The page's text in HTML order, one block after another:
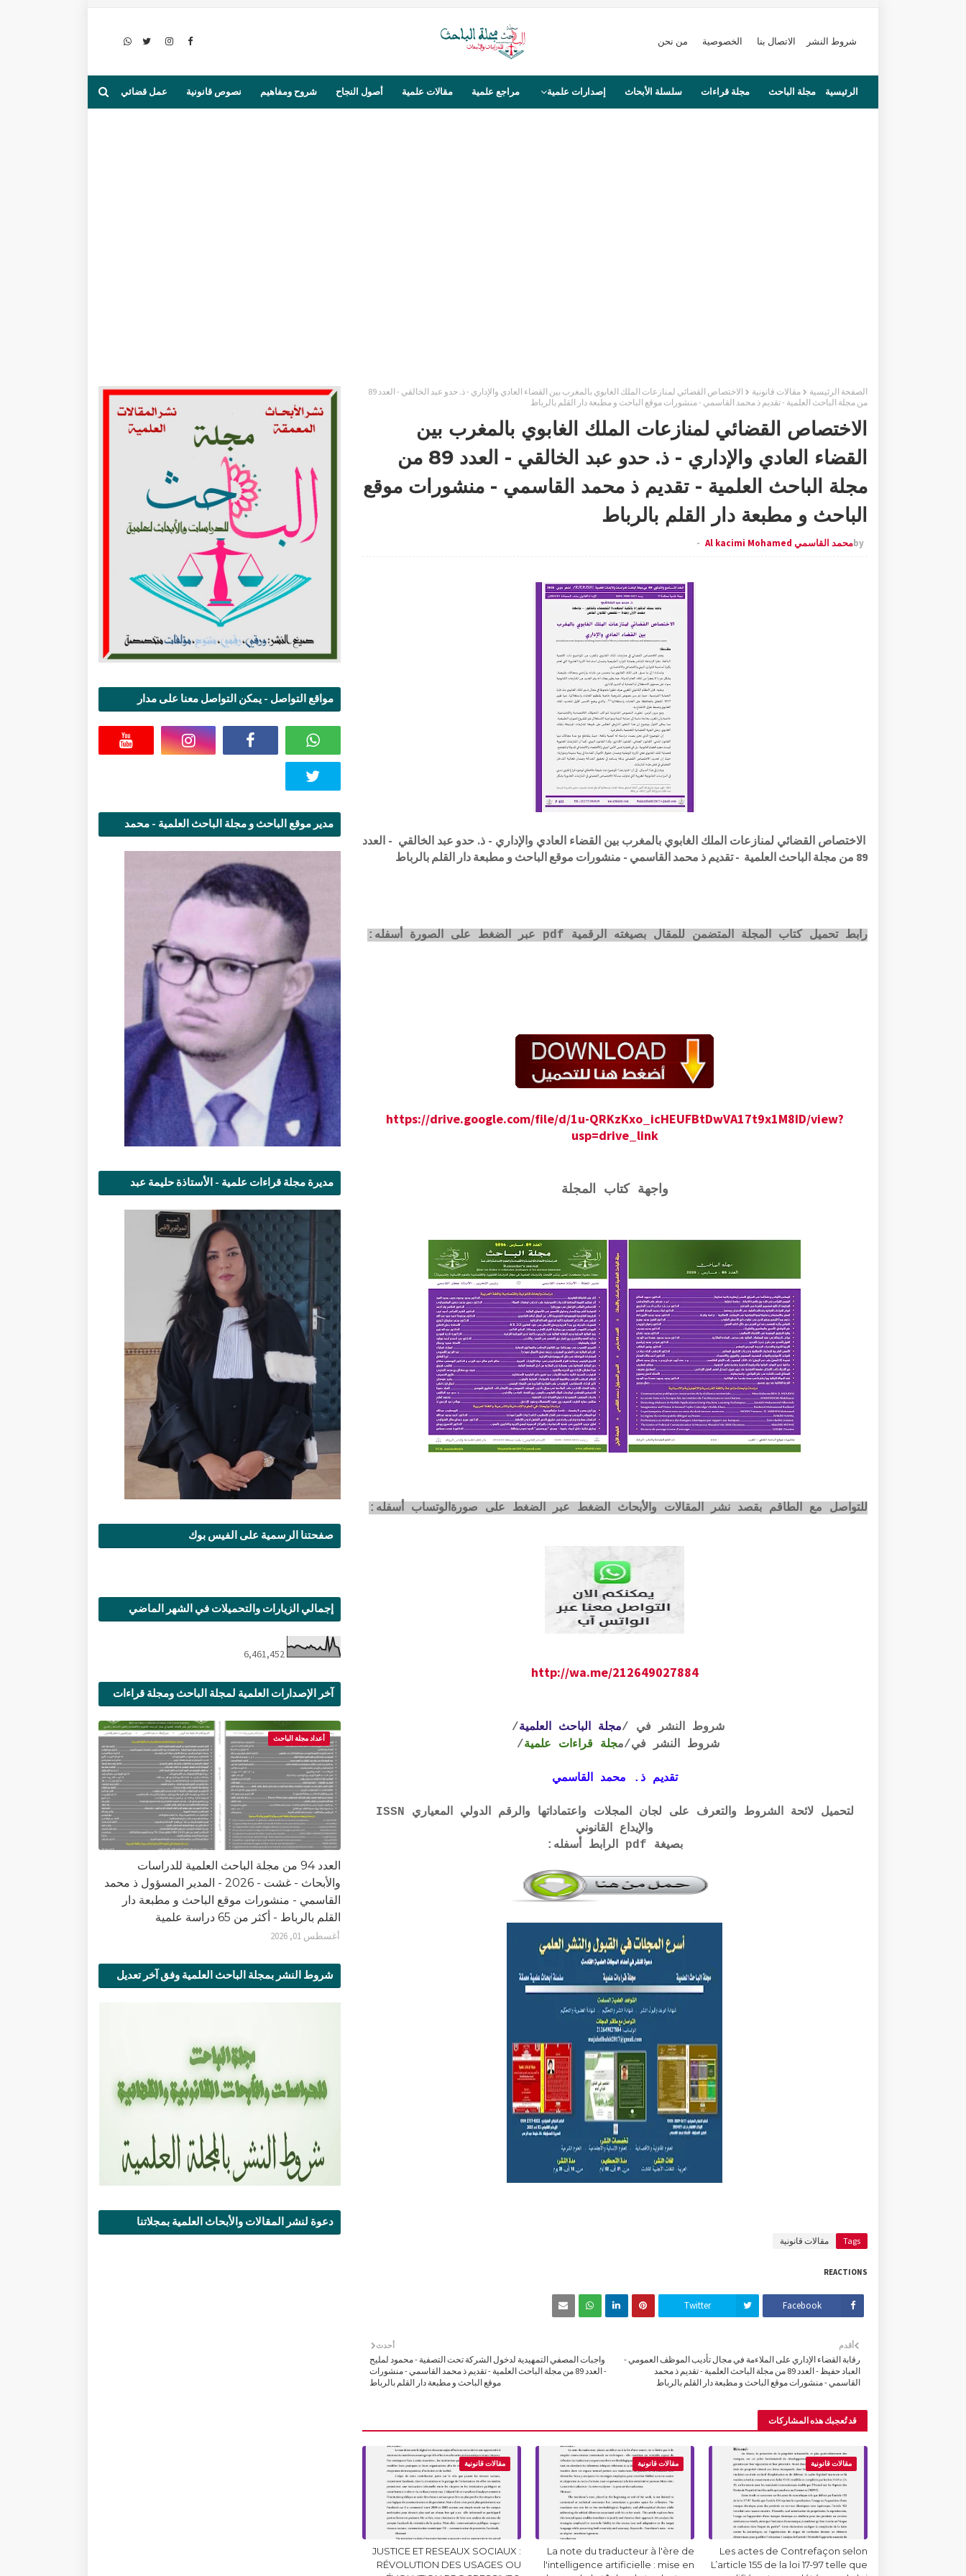
شروط النشر الاتصال بنا الخصوصية من نحن
الرئيسية مجلة الباحث مجلة قراءات سلسلة الأبحاث إصدارات علمية مراجع علمية مقالات علمية أصول النجاح شروح ومفاهيم نصوص قانونية عمل قضائي
الصفحة الرئيسية مقالات قانونية
الاختصاص القضائي لمنازعات الملك الغابوي بالمغرب بين القضاء العادي والإداري - ذ. حدو عبد الخالقي - العدد 89
من مجلة الباحث العلمية - تقديم ذ محمد القاسمي - منشورات موقع الباحث و مطبعة دار القلم بالرباط
الاختصاص القضائي لمنازعات الملك الغابوي بالمغرب بين
القضاء العادي والإداري - ذ. حدو عبد الخالقي - العدد 89 من
مجلة الباحث العلمية - تقديم ذ محمد القاسمي - منشورات موقع
الباحث و مطبعة دار القلم بالرباط
byمحمد القاسمي Al kacimi Mohamed
الاختصاص القضائي لمنازعات الملك الغابوي بالمغرب بين القضاء العادي والإداري - ذ. حدو عبد الخالقي - العدد
89 من مجلة الباحث العلمية - تقديم ذ محمد القاسمي - منشورات موقع الباحث و مطبعة دار القلم بالرباط
رابط تحميل كتاب المجلة المتضمن للمقال بصيغته الرقمية pdf عبر الضغط على الصورة أسفله:
https://drive.google.com/file/d/1u-QRKzKxo_icHEUFBtDwVA17t9x1M8ID/view?
usp=drive_link
واجهة كتاب المجلة
للتواصل مع الطاقم بقصد نشر المقالات والأبحاث الضغط عبر الضغط على صورةالوتساب أسفله:
http://wa.me/212649027884
شروط النشر في /مجلة الباحث العلمية/
شروط النشر في/مجلة قراءات علمية/
تقديم ذ. محمد القاسمي
لتحميل لائحة الشروط والتعرف على لجان المجلات واعتماداتها والرقم الدولي المعياري ISSN
والإيداع القانوني
بصيغة pdf الرابط أسفله:
Tags مقالات قانونية
REACTIONS
Facebook
Twitter
أحدث
واجبات المصفي التمهيدية لدخول الشركة تحت التصفية - محمود لمليح
- العدد 89 من مجلة الباحث العلمية - تقديم ذ محمد القاسمي - منشورات
موقع الباحث و مطبعة دار القلم بالرباط
أقدم
رقابة القضاء الإداري على الملاءمة في مجال تأديب الموظف العمومي -
العباد حفيظ - العدد 89 من مجلة الباحث العلمية - تقديم ذ محمد
القاسمي - منشورات موقع الباحث و مطبعة دار القلم بالرباط
قد تُعجبك هذه المشاركات
مقالات قانونية
Les actes de Contrefaçon selon
L’article 155 de la loi 17-97 telle que
مقالات قانونية
La note du traducteur à l'ère de
l'intelligence artificielle : mise en
مقالات قانونية
JUSTICE ET RESEAUX SOCIAUX :
RÉVOLUTION DES USAGES OU
مواقع التواصل - يمكن التواصل معنا على مدار
مدير موقع الباحث و مجلة الباحث العلمية - محمد
مديرة مجلة قراءات علمية - الأستاذة حليمة عبد
صفحتنا الرسمية على الفيس بوك
إجمالي الزيارات والتحميلات في الشهر الماضي
6,461,452
آخر الإصدارات العلمية لمجلة الباحث ومجلة قراءات
أعداد مجلة الباحث
العدد 94 من مجلة الباحث العلمية للدراسات
والأبحاث - غشت - 2026 - المدير المسؤول ذ محمد
القاسمي - منشورات موقع الباحث و مطبعة دار
القلم بالرباط - أكثر من 65 دراسة علمية
أغسطس 01, 2026
شروط النشر بمجلة الباحث العلمية وفق آخر تعديل
دعوة لنشر المقالات والأبحاث العلمية بمجلاتنا